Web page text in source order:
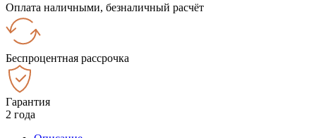
Оплата наличными, безналичный расчёт
Беспроцентная рассрочка
Гарантия
2 года